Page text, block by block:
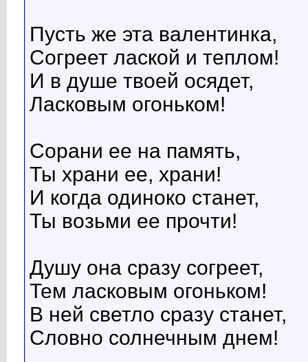
Пусть же эта валентинка,
Согреет лаской и теплом!
И в душе твоей осядет,
Ласковым огоньком!
Сорани ее на память,
Ты храни ее, храни!
И когда одиноко станет,
Ты возьми ее прочти!
Душу она сразу согреет,
Тем ласковым огоньком!
В ней светло сразу станет,
Словно солнечным днем!